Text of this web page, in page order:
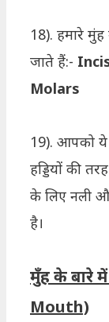
18). हमारे
जाते हैं:-
Molars
19). आपको ये
हड्डियों की
के लिए नली
है।
मुँह के बारे
Mouth)